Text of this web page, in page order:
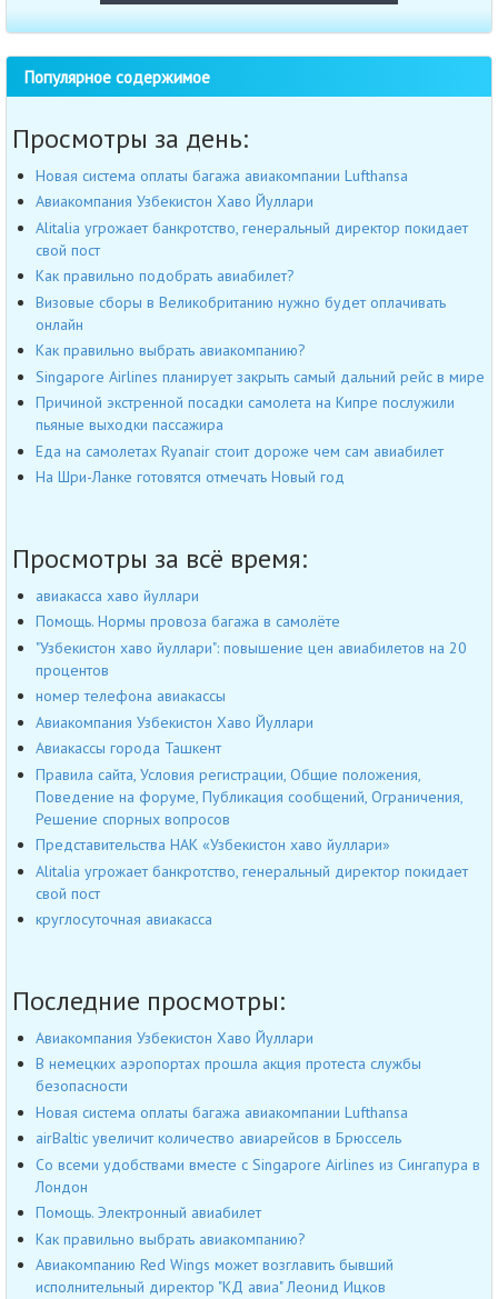
Популярное содержимое
Просмотры за день:
Новая система оплаты багажа авиакомпании Lufthansa
Авиакомпания Узбекистон Хаво Йуллари
Alitalia угрожает банкротство, генеральный директор покидает
свой пост
Как правильно подобрать авиабилет?
Визовые сборы в Великобританию нужно будет оплачивать
онлайн
Как правильно выбрать авиакомпанию?
Singapore Airlines планирует закрыть самый дальний рейс в мире
Причиной экстренной посадки самолета на Кипре послужили
пьяные выходки пассажира
Еда на самолетах Ryanair стоит дороже чем сам авиабилет
На Шри-Ланке готовятся отмечать Новый год
Просмотры за всё время:
авиакасса хаво йуллари
Помощь. Нормы провоза багажа в самолёте
"Узбекистон хаво йуллари": повышение цен авиабилетов на 20
процентов
номер телефона авиакассы
Авиакомпания Узбекистон Хаво Йуллари
Авиакассы города Ташкент
Правила сайта, Условия регистрации, Общие положения,
Поведение на форуме, Публикация сообщений, Ограничения,
Решение спорных вопросов
Представительства НАК «Узбекистон хаво йуллари»
Alitalia угрожает банкротство, генеральный директор покидает
свой пост
круглосуточная авиакасса
Последние просмотры:
Авиакомпания Узбекистон Хаво Йуллари
В немецких аэропортах прошла акция протеста службы
безопасности
Новая система оплаты багажа авиакомпании Lufthansa
airBaltic увеличит количество авиарейсов в Брюссель
Со всеми удобствами вместе с Singapore Airlines из Сингапура в
Лондон
Помощь. Электронный авиабилет
Как правильно выбрать авиакомпанию?
Авиакомпанию Red Wings может возглавить бывший
исполнительный директор "КД авиа" Леонид Ицков